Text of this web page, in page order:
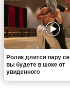
Ролик длится пару
вы будете в шоке от
увиденного